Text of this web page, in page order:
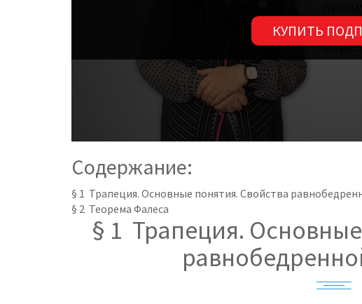
КУПИТЬ
Содержание:
§ 1 Трапеция. Основные понятия. Свойства
§ 2 Теорема Фалеса
§ 1 Трапеция.